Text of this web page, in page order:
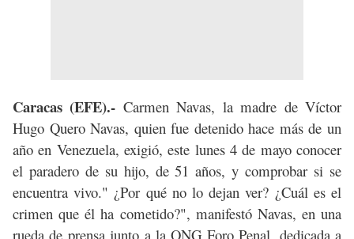
Caracas (EFE).- Carmen Navas, la madre de Víctor
Hugo Quero Navas, quien fue detenido hace más de un
año en Venezuela, exigió, este lunes 4 de mayo conocer
el paradero de su hijo, de 51 años, y comprobar si se
encuentra vivo." ¿Por qué no lo dejan ver? ¿Cuál es el
crimen que él ha cometido?", manifestó Navas, en una
rueda de prensa junto a la ONG Foro Penal, dedicada a